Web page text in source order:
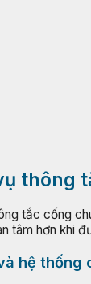
thông
tắc cống
tâm hơn khi
hệ thống